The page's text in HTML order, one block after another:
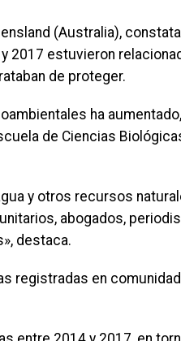
(Australia),
2017 estuvieron
de proteger.
ha
de Ciencias
y otros recursos
abogados,
destaca.
registradas en